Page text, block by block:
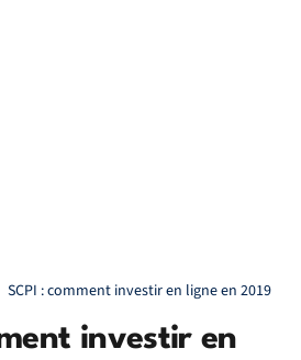
SCPI : comment investir en ligne en 2019
investir en